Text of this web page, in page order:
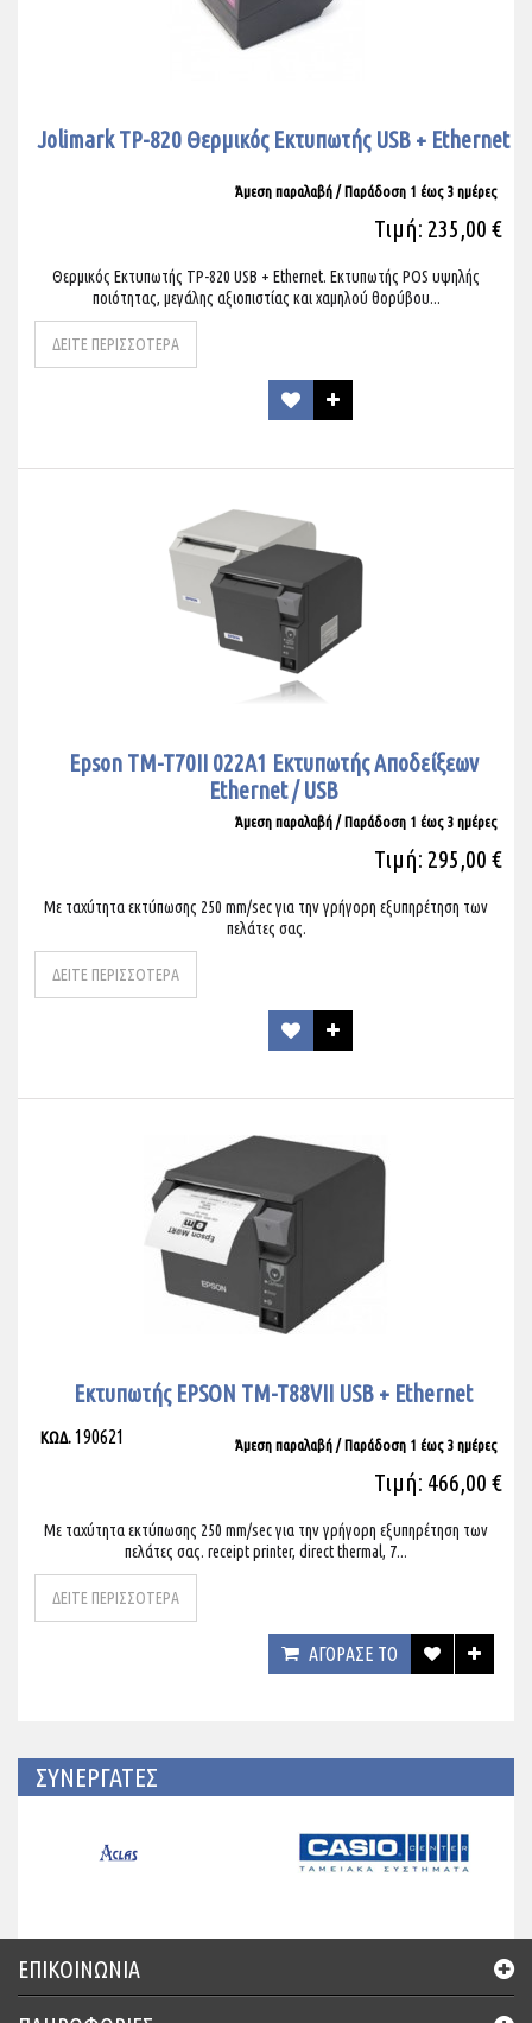
Jolimark TP-820 Θερμικός Εκτυπωτής USB + Ethernet
Άμεση παραλαβή / Παράδoση 1 έως 3 ημέρες
Τιμή: 235,00 €
Θερμικός Εκτυπωτής TP-820 USB + Ethernet. Εκτυπωτής POS υψηλής
ποιότητας, μεγάλης αξιοπιστίας και χαμηλού θορύβου...
ΔΕΙΤΕ ΠΕΡΙΣΣΟΤΕΡΑ
Epson TM-T70II 022A1 Εκτυπωτής Αποδείξεων
Ethernet / USB
Άμεση παραλαβή / Παράδoση 1 έως 3 ημέρες
Τιμή: 295,00 €
Με ταχύτητα εκτύπωσης 250 mm/sec για την γρήγορη εξυπηρέτηση των
πελάτες σας.
ΔΕΙΤΕ ΠΕΡΙΣΣΟΤΕΡΑ
Εκτυπωτής EPSON TM-T88VII USB + Ethernet
Άμεση παραλαβή / Παράδoση 1 έως 3 ημέρες
ΚΩΔ. 190621
Τιμή: 466,00 €
Με ταχύτητα εκτύπωσης 250 mm/sec για την γρήγορη εξυπηρέτηση των
πελάτες σας. receipt printer, direct thermal, 7...
ΔΕΙΤΕ ΠΕΡΙΣΣΟΤΕΡΑ
ΑΓΟΡΑΣΕ ΤΟ
ΣΥΝΕΡΓΑΤΕΣ
ΕΠΙΚΟΙΝΩΝΊΑ